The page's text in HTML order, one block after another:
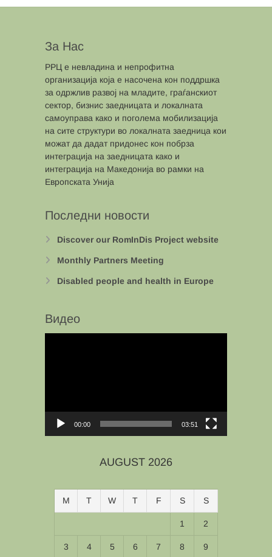
За Нас
РРЦ е невладина и непрофитна
организација која е насочена кон поддршка
за одржлив развој на младите, граѓанскиот
сектор, бизнис заедницата и локалната
самоуправа како и поголема мобилизација
на сите структури во локалната заедница кои
можат да дадат придонес кон побрза
интеграција на заедницата како и
интеграција на Македонија во рамки на
Европската Унија
Последни новости
Discover our RomInDis Project website
Monthly Partners Meeting
Disabled people and health in Europe
Видео
00:00 03:51
AUGUST 2026
M T W T F S S
1 2
3 4 5 6 7 8 9